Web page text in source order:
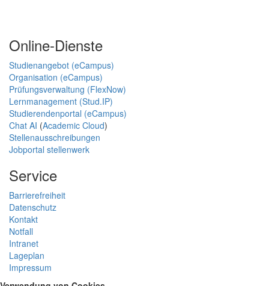
Online-Dienste
Studienangebot (eCampus)
Organisation (eCampus)
Prüfungsverwaltung (FlexNow)
Lernmanagement (Stud.IP)
Studierendenportal (eCampus)
Chat AI (Academic Cloud)
Stellenausschreibungen
Jobportal stellenwerk
Service
Barrierefreiheit
Datenschutz
Kontakt
Notfall
Intranet
Lageplan
Impressum